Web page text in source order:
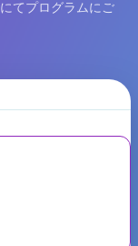
てプログラムにご